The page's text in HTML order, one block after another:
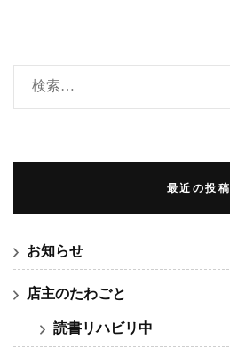
検
索:
最近の投稿
お知らせ
店主のたわごと
読書リハビリ中